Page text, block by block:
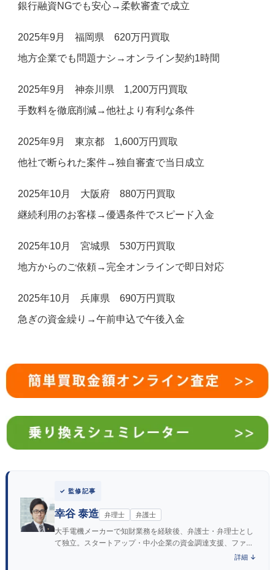
銀行融資NGでも安心→柔軟審査で成立
2025年9月 福岡県 620万円買取
地方企業でも問題ナシ→オンライン契約1時間
2025年9月 神奈川県 1,200万円買取
手数料を徹底削減→他社より有利な条件
2025年9月 東京都 1,600万円買取
他社で断られた案件→独自審査で当日成立
2025年10月 大阪府 880万円買取
継続利用のお客様→優遇条件でスピード入金
2025年10月 宮城県 530万円買取
地方からのご依頼→完全オンラインで即日対応
2025年10月 兵庫県 690万円買取
急ぎの資金繰り→午前申込で午後入金
✓ 監修記事
幸谷 泰造 弁理士 弁護士
大手電機メーカーで知財業務を経験後、弁護士・弁理士とし
て独立。スタートアップ・中小企業の資金調達支援、ファク
タリング契約審査や法的リスクの助言に注力する実務派。詳細 ↓